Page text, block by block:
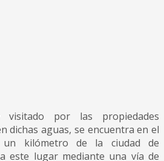
por las propiedades
dichas aguas, se encuentra en el
kilómetro de la ciudad de
este lugar mediante una vía de